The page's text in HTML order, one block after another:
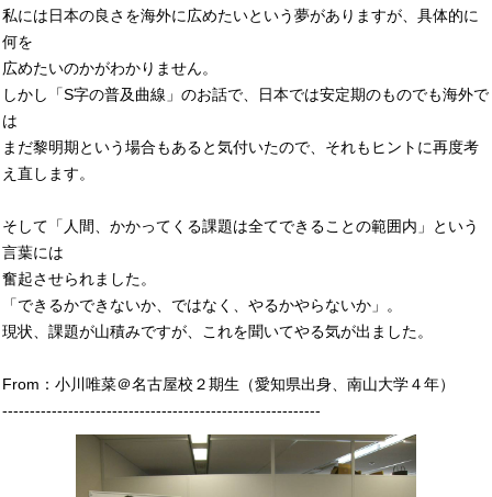
私には日本の良さを海外に広めたいという夢がありますが、具体的に
何を
広めたいのかがわかりません。
しかし「S字の普及曲線」のお話で、日本では安定期のものでも海外で
は
まだ黎明期という場合もあると気付いたので、それもヒントに再度考
え直します。
そして「人間、かかってくる課題は全てできることの範囲内」という
言葉には
奮起させられました。
「できるかできないか、ではなく、やるかやらないか」。
現状、課題が山積みですが、これを聞いてやる気が出ました。
From：小川唯菜＠名古屋校２期生（愛知県出身、南山大学４年）
----------------------------------------------------------